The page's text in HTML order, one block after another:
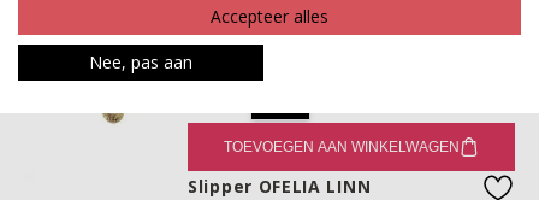
Armband LINNE
€ 9,99
Maat
TOEVOEGEN AAN WINKELWAGEN
Slipper OFELIA LINN
Accepteer alles
Nee, pas aan